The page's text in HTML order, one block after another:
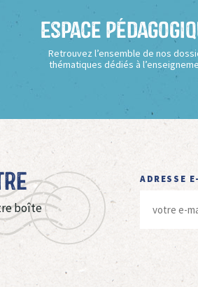
Espace
Retrouvez l’ensemble de nos
thématiques dédiés à
boîte
ADRESSE